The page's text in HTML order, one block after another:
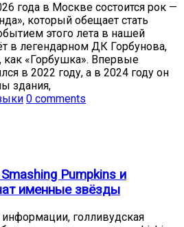
года в Москве состоится рок —
который обещает стать
этого лета в нашей
в легендарном ДК Горбунова,
как «Горбушка». Впервые
в 2022 году, а в 2024 году он
здания,
0 comments
Pumpkins и
именные звёзды
голливудская